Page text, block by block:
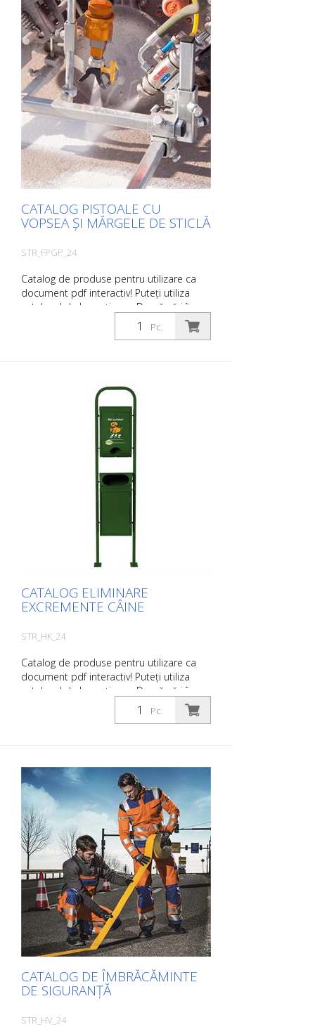
la pagina corespunzătoare. Dacă aveți
nevoie de informații suplimentare, vă
rugăm să faceți clic pe imaginea
produsului. Veți fi apoi redirecționat către
site-ul nostru. Aici ne puteți trimite, de
asemenea, o cerere neangajantă. De
asemenea, puteți comanda aceste
informații despre produs în formă tipărită.
Cu toate acestea, vă vom factura costurile
de producție, o taxă de manipulare și
expediere.
CATALOG PISTOALE CU
VOPSEA ȘI MĂRGELE DE STICLĂ
STR_FPGP_24
Catalog de produse pentru utilizare ca
document pdf interactiv! Puteți utiliza
catalogul de la secțiunea Descărcări în
limba dorită. Dacă aveți nevoie și de
catalogul cu prețuri (numai pentru clienții
respectivă. Dacă aveți nevoie de informații
suplimentare, vă rugăm să faceți clic pe
imaginea produsului. Veți fi apoi
redirecționat către site-ul nostru. Aici ne
puteți trimite, de asemenea, o cerere de
informații fără caracter obligatoriu. De
asemenea, puteți comanda aceste
informații despre produs în format tipărit.
Cu toate acestea, vă vom factura costurile
de producție, o taxă de manipulare și
Pc.
CATALOG ELIMINARE
EXCREMENTE CÂINE
STR_HK_24
Catalog de produse pentru utilizare ca
document pdf interactiv! Puteți utiliza
catalogul de la secțiunea Descărcări în
limba dorită. Dacă aveți nevoie și de
catalogul cu prețuri (numai pentru clienții
respectivă. Dacă aveți nevoie de informații
suplimentare, vă rugăm să faceți clic pe
imaginea produsului. Veți fi apoi
redirecționat către site-ul nostru. Aici ne
puteți trimite, de asemenea, o cerere de
informații fără caracter obligatoriu. De
asemenea, puteți comanda aceste
informații despre produs în formă tipărită.
Cu toate acestea, vă vom factura costurile
de producție, o taxă de manipulare și
expediere.
Pc.
CATALOG DE ÎMBRĂCĂMINTE
DE SIGURANȚĂ
STR_HV_24